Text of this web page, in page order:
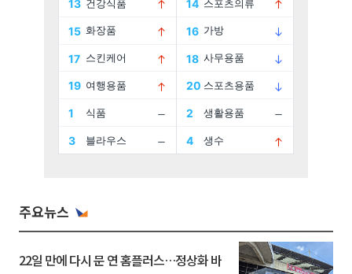
주요뉴스
22일 만에 다시 문 연 홈플러스…정상화 바